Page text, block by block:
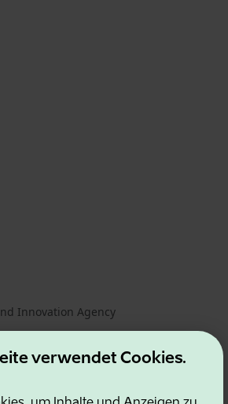
verwendet Cookies.
Innovation Agency